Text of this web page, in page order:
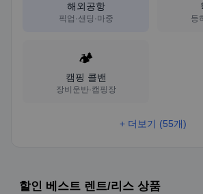
해외공항
픽업·샌딩·마중 등
🏕️
캠핑 콜밴
장비운반·캠핑장
+ 더보기 (55개)
할인 베스트 렌트/리스 상품